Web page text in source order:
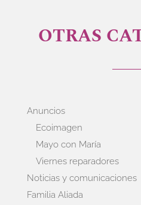
OTRAS
Anuncios
Ecoimagen
Mayo con María
Viernes reparadores
Noticias y comunicaciones
Familia Aliada